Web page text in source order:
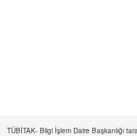
TÜBİTAK- Bilgi İşlem Daire Başkanlığı